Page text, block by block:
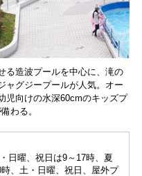
る造波プールを中心に、滝の
ャグジープールが人気。オー
児向けの水深60cmのキッズプ
わる。
日曜、祝日は9～17時、夏
、土・日曜、祝日、屋外プ